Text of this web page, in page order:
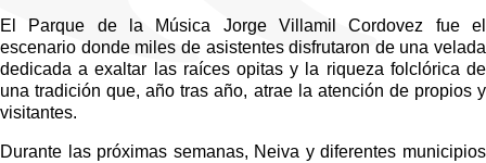
El Parque de la Música Jorge Villamil Cordovez fue el
escenario donde miles de asistentes disfrutaron de una velada
dedicada a exaltar las raíces opitas y la riqueza folclórica de
una tradición que, año tras año, atrae la atención de propios y
visitantes.
Durante las próximas semanas, Neiva y diferentes municipios